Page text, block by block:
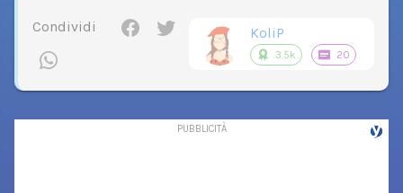
Condividi KoliP
3.5k 20